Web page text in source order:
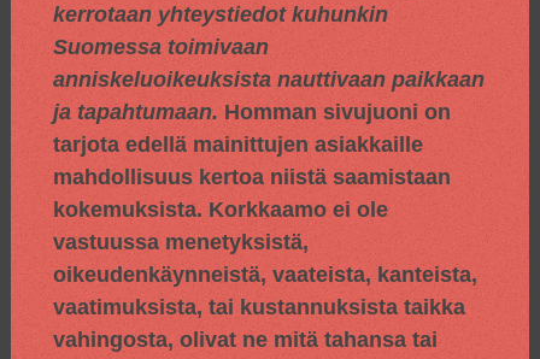
kerrotaan yhteystiedot kuhunkin
Suomessa toimivaan
anniskeluoikeuksista nauttivaan paikkaan
ja tapahtumaan. Homman sivujuoni on
tarjota edellä mainittujen asiakkaille
mahdollisuus kertoa niistä saamistaan
kokemuksista. Korkkaamo ei ole
vastuussa menetyksistä,
oikeudenkäynneistä, vaateista, kanteista,
vaatimuksista, tai kustannuksista taikka
vahingosta, olivat ne mitä tahansa tai